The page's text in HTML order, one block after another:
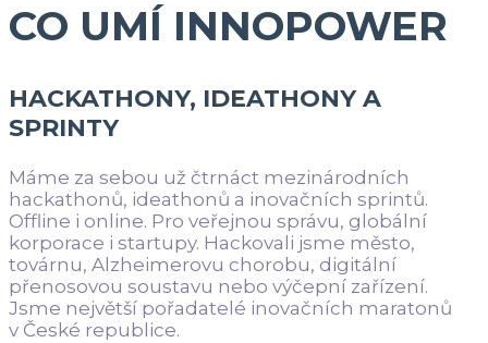
CO UMÍ INNOPOWER
HACKATHONY, IDEATHONY A
SPRINTY
Máme za sebou už čtrnáct mezinárodních
hackathonů, ideathonů a inovačních sprintů.
Offline i online. Pro veřejnou správu, globální
korporace i startupy. Hackovali jsme město,
továrnu, Alzheimerovu chorobu, digitální
přenosovou soustavu nebo výčepní zařízení.
Jsme největší pořadatelé inovačních maratonů
v České republice.